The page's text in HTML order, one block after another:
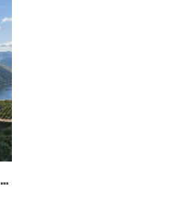
A&D | DOURO HOTEL & ADEGA EM TABUAÇO